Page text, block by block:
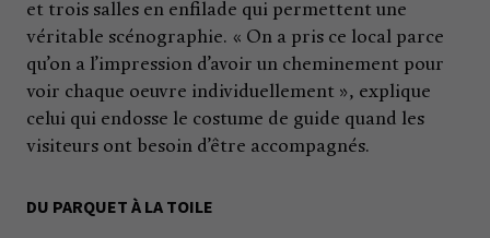
et trois salles en enfilade qui permettent une
véritable scénographie. « On a pris ce local parce
qu’on a l’impression d’avoir un cheminement pour
voir chaque oeuvre individuellement », explique
celui qui endosse le costume de guide quand les
visiteurs ont besoin d’être accompagnés.
DU PARQUET À LA TOILE